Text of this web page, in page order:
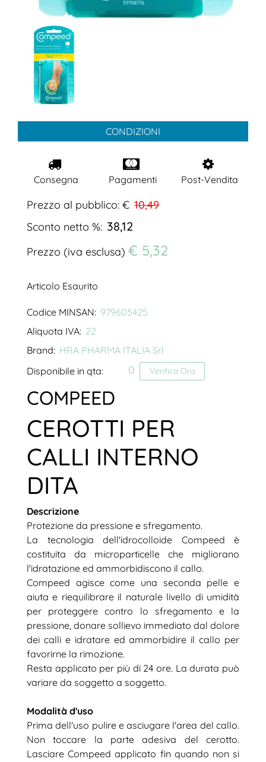
CONDIZIONI
Consegna Pagamenti Post-Vendita
Prezzo al pubblico: € 10,49
Sconto netto %: 38,12
Prezzo (iva esclusa) € 5,32
Articolo Esaurito
Codice MINSAN: 979605425
Aliquota IVA: 22
Brand: HRA PHARMA ITALIA Srl
Disponibile in qta:
Verifica Ora
0
COMPEED
CEROTTI PER
CALLI INTERNO
DITA
Descrizione
Protezione da pressione e sfregamento.
La tecnologia dell'idrocolloide Compeed è
costituita da microparticelle che migliorano
l'idratazione ed ammorbidiscono il callo.
Compeed agisce come una seconda pelle e
aiuta e riequilibrare il naturale livello di umidità
per proteggere contro lo sfregamento e la
pressione, donare sollievo immediato dal dolore
dei calli e idratare ed ammorbidire il callo per
favorirne la rimozione.
Resta applicato per più di 24 ore. La durata può
variare da soggetto a soggetto.
Modalità d'uso
Prima dell'uso pulire e asciugare l'area del callo.
Non toccare la parte adesiva del cerotto.
Lasciare Compeed applicato fin quando non si